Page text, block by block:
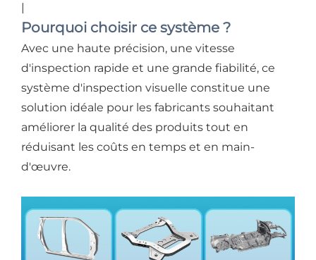
|
Pourquoi choisir ce système ?
Avec une haute précision, une vitesse
d'inspection rapide et une grande fiabilité, ce
système d'inspection visuelle constitue une
solution idéale pour les fabricants souhaitant
améliorer la qualité des produits tout en
réduisant les coûts en temps et en main-
d'œuvre.